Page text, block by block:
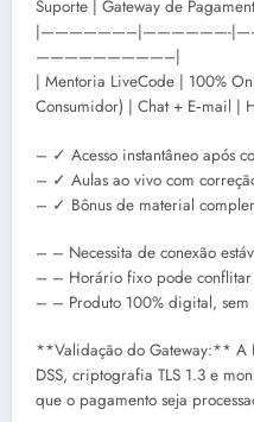
Suporte | Gateway de
|——————–|——————-
—————————–|
| Mentoria LiveCode | 100%
Consumidor) | Chat + E‑mail |
– ✓ Acesso instantâneo após
– ✓ Aulas ao vivo com
– ✓ Bônus de material
– – Necessita de conexão
– – Horário fixo pode conflitar
– – Produto 100% digital, sem
**Validação do Gateway:** A
DSS, criptografia TLS 1.3 e
que o pagamento seja